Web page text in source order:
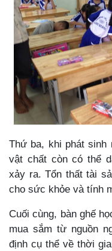
Thứ ba, khi phát
vật chất còn có thể
xảy ra. Tổn thất tài
cho sức khỏe và tính
Cuối cùng, bàn ghế
mua sắm từ nguồn
định cụ thể về thời